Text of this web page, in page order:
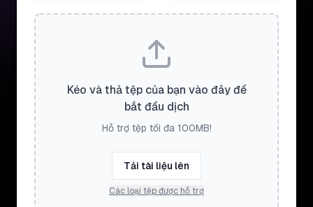
Kéo và thả tệp của bạn vào đây để
bắt đầu dịch
Hỗ trợ tệp tối đa 100MB!
Tải tài liệu lên
Các loại tệp được hỗ trợ